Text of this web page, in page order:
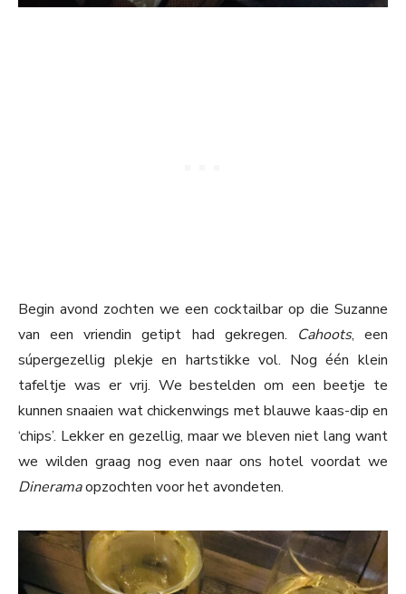
Begin avond zochten we een cocktailbar op die Suzanne
van een vriendin getipt had gekregen. Cahoots, een
súpergezellig plekje en hartstikke vol. Nog één klein
tafeltje was er vrij. We bestelden om een beetje te
kunnen snaaien wat chickenwings met blauwe kaas-dip en
‘chips’. Lekker en gezellig, maar we bleven niet lang want
we wilden graag nog even naar ons hotel voordat we
Dineramaopzochten voor het avondeten.